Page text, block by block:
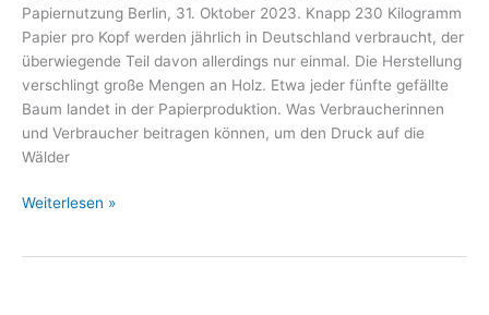
Papiernutzung Berlin, 31. Oktober 2023. Knapp 230 Kilogramm
Papier pro Kopf werden jährlich in Deutschland verbraucht, der
überwiegende Teil davon allerdings nur einmal. Die Herstellung
verschlingt große Mengen an Holz. Etwa jeder fünfte gefällte
Baum landet in der Papierproduktion. Was Verbraucherinnen
und Verbraucher beitragen können, um den Druck auf die
Wälder
Weiterlesen »